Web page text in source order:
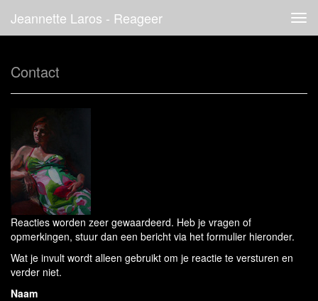
Jeannette Laros - Reageer
Contact
Reacties worden zeer gewaardeerd. Heb je vragen of
opmerkingen, stuur dan een bericht via het formulier hieronder.
Wat je invult wordt alleen gebruikt om je reactie te versturen en
verder niet.
Naam